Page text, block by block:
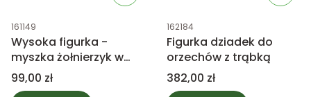
Kod produktu
161149
Wysoka figurka -
myszka żołnierzyk w
białym garniaku 31,5cm
Cena
99,00 zł
Kod produktu
162184
Figurka dziadek do
orzechów z trąbką
Cena
382,00 zł